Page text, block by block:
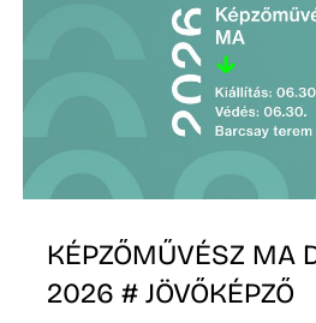
KÉPZŐMŰVÉSZ MA
2026 # JÖVŐKÉPZŐ